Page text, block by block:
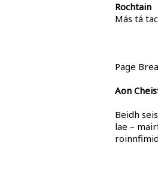
Rochtain
Más tá
Page
Aon
Beidh
lae –